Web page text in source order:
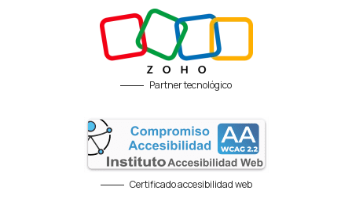
Partner tecnológico
Certificado accesibilidad web